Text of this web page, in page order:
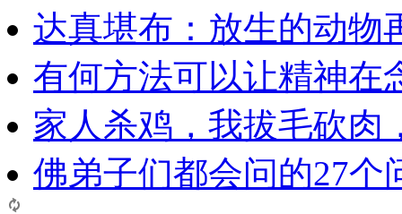
达真堪布：放生的动物
有何方法可以让精神在
家人杀鸡，我拔毛砍肉
佛弟子们都会问的27个